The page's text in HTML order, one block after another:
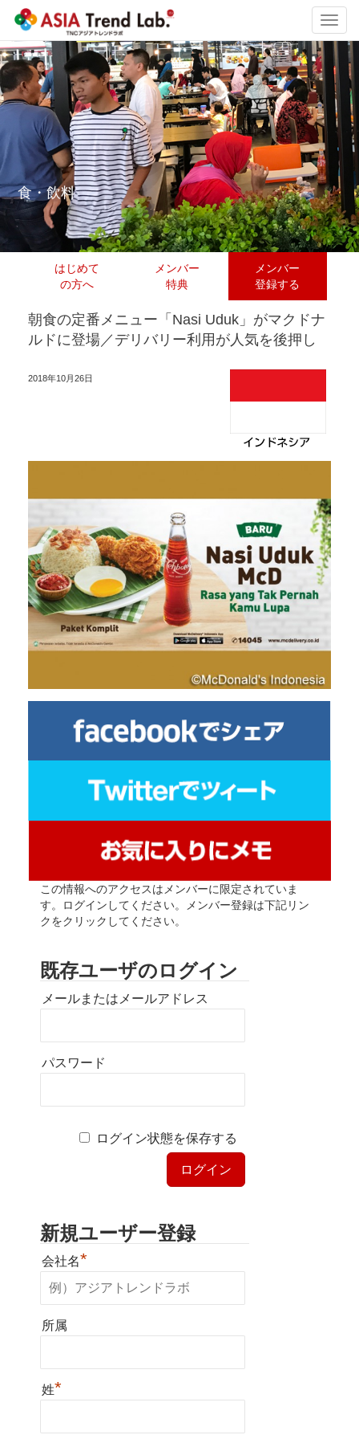
食・飲料
はじめて
の方へ
メンバー
特典
メンバー
登録する
朝食の定番メニュー「Nasi Uduk」がマクドナ
ルドに登場／デリバリー利用が人気を後押し
2018年10月26日
この情報へのアクセスはメンバーに限定されていま
す。ログインしてください。メンバー登録は下記リン
クをクリックしてください。
既存ユーザのログイン
メールまたはメールアドレス
パスワード
ログイン状態を保存する
新規ユーザー登録
会社名*
所属
姓*